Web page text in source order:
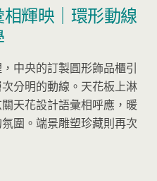
輝映｜環形動線
中央的訂製圓形飾品櫃引
分明的動線。天花板上淋
天花設計語彙相呼應，暖
圍。端景雕塑珍藏則再次